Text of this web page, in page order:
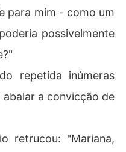
para mim - como um
possivelmente
repetida inúmeras
a convicção de
retrucou: "Mariana,